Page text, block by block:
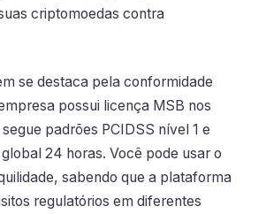
criptomoedas contra
se destaca pela conformidade
possui licença MSB nos
padrões PCIDSS nível 1 e
24 horas. Você pode usar o
sabendo que a plataforma
regulatórios em diferentes